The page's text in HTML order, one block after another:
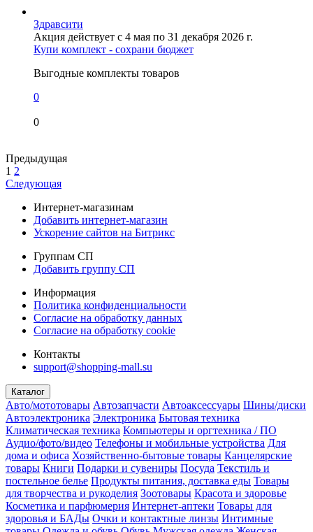
Здравсити
Акция действует с 4 мая по 31 декабря 2026 г.
Купи комплект - сохрани бюджет
Выгодные комплекты товаров
0
0
Предыдущая
1 2
Следующая
Интернет-магазинам
Добавить интернет-магазин
Ускорение сайтов на Битрикс
Группам СП
Добавить группу СП
Информация
Политика конфиденциальности
Согласие на обработку данных
Согласие на обработку cookie
Контакты
support@shopping-mall.su
Каталог
Авто/мототовары Автозапчасти Автоаксессуары Шины/диски
Автоэлектроника Электроника Бытовая техника
Климатическая техника Компьютеры и оргтехника / ПО
Аудио/фото/видео Телефоны и мобильные устройства Для
дома и офиса Хозяйственно-бытовые товары Канцелярские
товары Книги Подарки и сувениры Посуда Текстиль и
постельное белье Продукты питания, доставка еды Товары
для творчества и рукоделия Зоотовары Красота и здоровье
Косметика и парфюмерия Интернет-аптеки Товары для
здоровья и БАДы Очки и контактные линзы Интимные